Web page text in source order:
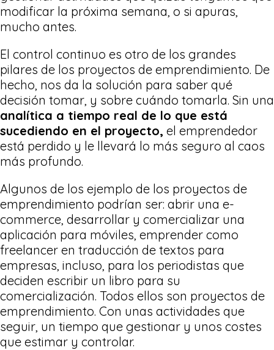
modificar la próxima semana, o si apuras,
mucho antes.
El control continuo es otro de los grandes
pilares de los proyectos de emprendimiento. De
hecho, nos da la solución para saber qué
decisión tomar, y sobre cuándo tomarla. Sin una
analítica a tiempo real de lo que está
sucediendo en el proyecto, el emprendedor
está perdido y le llevará lo más seguro al caos
más profundo.
Algunos de los ejemplo de los proyectos de
emprendimiento podrían ser: abrir una e-
commerce, desarrollar y comercializar una
aplicación para móviles, emprender como
freelancer en traducción de textos para
empresas, incluso, para los periodistas que
deciden escribir un libro para su
comercialización. Todos ellos son proyectos de
emprendimiento. Con unas actividades que
seguir, un tiempo que gestionar y unos costes
que estimar y controlar.